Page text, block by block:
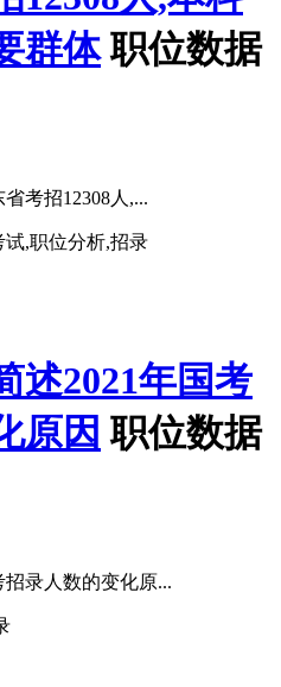
群体 职位数据
考招12308人,...
试,职位分析,招录
述2021年国考
原因 职位数据
招录人数的变化原...